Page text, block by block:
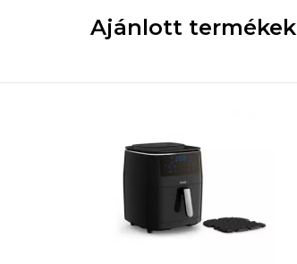
Ajánlott termékek